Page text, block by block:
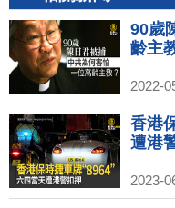
90歲
齡主
2022-
香港
遭港
2023-